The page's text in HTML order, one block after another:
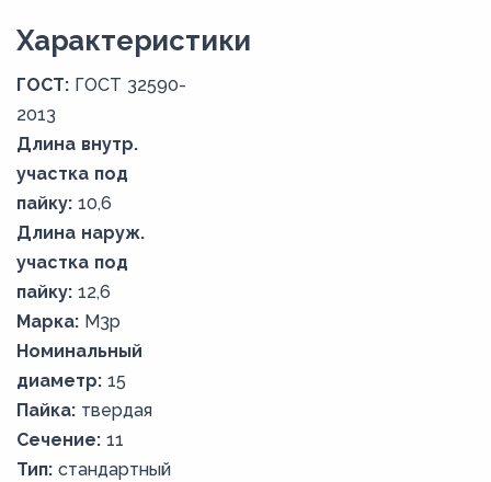
Xарактеристики
ГОСТ: ГОСТ 32590-
2013
Длина внутр.
участка под
пайку: 10,6
Длина наруж.
участка под
пайку: 12,6
Марка: М3р
Номинальный
диаметр: 15
Пайка: твердая
Сечение: 11
Тип: стандартный